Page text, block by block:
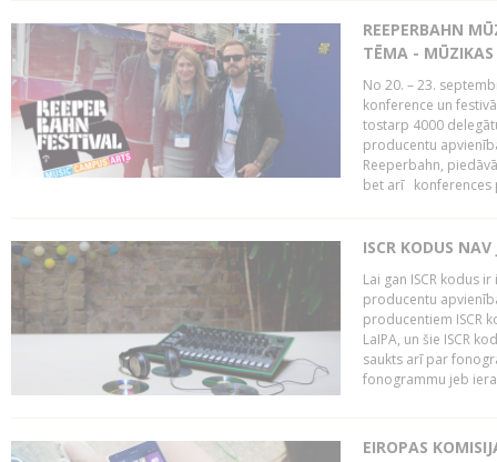
REEPERBAHN
TĒMA -
No 20. – 23.
konference un
tostarp 4000
producentu
Reeperbahn,
bet arī konferences
ISCR KODUS
Lai gan ISCR kodus
producentu
producentiem ISCR
LaIPA, un šie ISCR
saukts arī par
fonogrammu jeb
EIROPAS